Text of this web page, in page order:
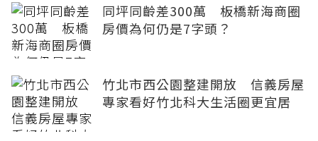
同坪同齡差300萬 板橋新海商圈
房價為何仍是7字頭？
竹北市西公園整建開放 信義房屋
專家看好竹北科大生活圈更宜居